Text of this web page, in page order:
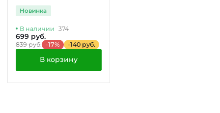
НАСЫЩЕННЫЙ цвет
Новинка
В наличии 374
699 руб.
839 руб. -17% -140 руб.
В корзину